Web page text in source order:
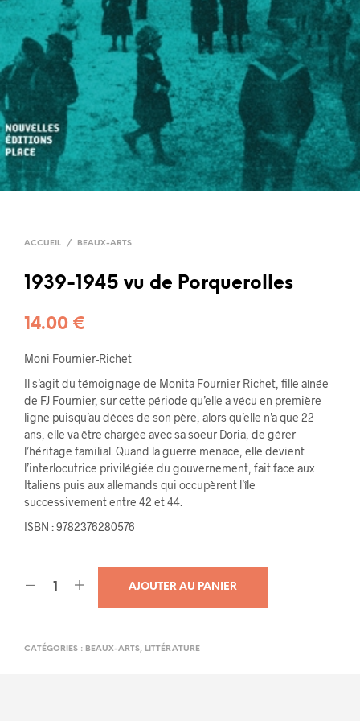
ACCUEIL / BEAUX-ARTS
1939-1945 vu de Porquerolles
14.00 €
Moni Fournier-Richet
Il s’agit du témoignage de Monita Fournier Richet, fille aînée
de FJ Fournier, sur cette période qu’elle a vécu en première
ligne puisqu’au décès de son père, alors qu’elle n’a que 22
ans, elle va être chargée avec sa soeur Doria, de gérer
l’héritage familial. Quand la guerre menace, elle devient
l’interlocutrice privilégiée du gouvernement, fait face aux
Italiens puis aux allemands qui occupèrent l’île
successivement entre 42 et 44.
ISBN : 9782376280576
AJOUTER AU PANIER
CATÉGORIES : BEAUX-ARTS, LITTÉRATURE